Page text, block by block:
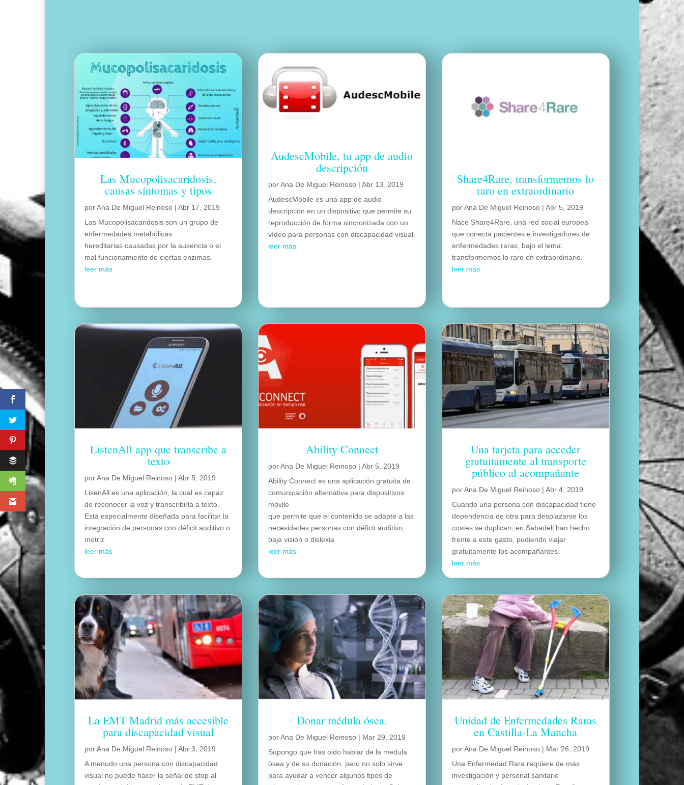
Las Mucopolisacaridosis,
causas síntomas y tipos
porAna De Miguel Reinoso |Abr 17, 2019
Las Mucopolisacaridosis son un grupo de
enfermedades metabólicas
hereditarias causadas por la ausencia o el
mal funcionamiento de ciertas enzimas.
leer más
ListenAll app que transcribe a
texto
porAna De Miguel Reinoso |Abr 5, 2019
LisenAll es una aplicación, la cual es capaz
de reconocer la voz y transcribirla a texto.
Está especialmente diseñada para facilitar la
integración de personas con déficit auditivo o
motriz.
leer más
La EMT Madrid más accesible
para discapacidad visual
porAna De Miguel Reinoso |Abr 3, 2019
A menudo una persona con discapacidad
visual no puede hacer la señal de stop al
AudescMobile, tu app de audio
descripción
porAna De Miguel Reinoso |Abr 13, 2019
AudescMobile es una app de audio
descripción en un dispositivo que permite su
reproducción de forma sincronizada con un
vídeo para personas con discapacidad visual.
leer más
Ability Connect
porAna De Miguel Reinoso |Abr 5, 2019
Ability Connect es una aplicación gratuita de
comunicación alternativa para dispositivos
móvile
que permite que el contenido se adapte a las
necesidades personas con déficit auditivo,
baja visión o dislexia
leer más
Donar médula ósea.
porAna De Miguel Reinoso | Mar 29, 2019
Supongo que has oido hablar de la medula
ósea y de su donación, pero no solo sirve
para ayudar a vencer algunos tipos de
Share4Rare, transformemos lo
raro en extraordinario
porAna De Miguel Reinoso |Abr 5, 2019
Nace Share4Rare, una red social europea
que conecta pacientes e investigadores de
enfermedades raras, bajo el lema:
transformemos lo raro en extraordinario.
leer más
Una tarjeta para acceder
gratuitamente al transporte
público al acompañante
porAna De Miguel Reinoso |Abr 4, 2019
Cuando una persona con discapacidad tiene
dependencia de otra para desplazarse los
costes se duplican, en Sabadell han hecho
frente a este gasto, pudiendo viajar
gratuitamente los acompañantes.
leer más
Unidad de Enfermedades Raras
en Castilla-La Mancha
porAna De Miguel Reinoso | Mar 26, 2019
Una Enfermedad Rara requiere de más
investigación y personal sanitario